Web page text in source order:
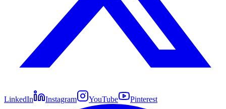
LinkedIn Instagram YouTube Pinterest